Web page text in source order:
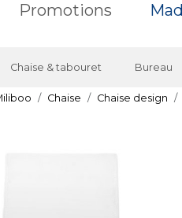
Promotions
Chaise & tabouret Bureau
Chaise Chaise design